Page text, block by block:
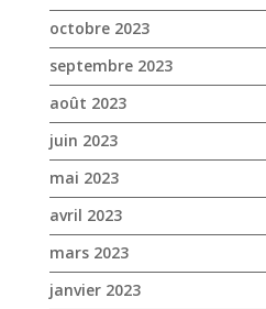
octobre 2023
septembre 2023
août 2023
juin 2023
mai 2023
avril 2023
mars 2023
janvier 2023